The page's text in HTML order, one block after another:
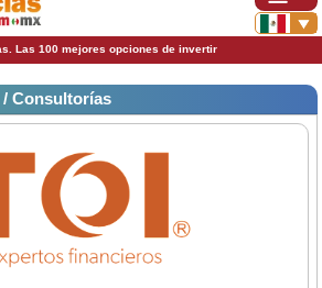
Las 100 mejores opciones de invertir
Consultorías